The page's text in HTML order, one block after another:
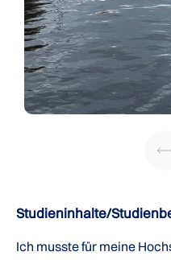
Studieninhalte/
Ich musste für meine